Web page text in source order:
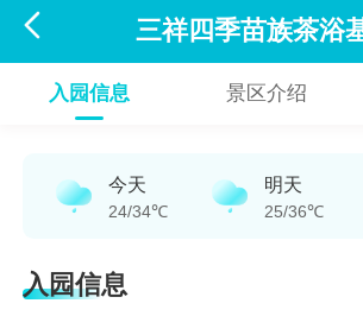
 三祥四季苗族茶浴
入园信息 景区介绍
今天
24/34℃
明天
25/36℃
入园信息